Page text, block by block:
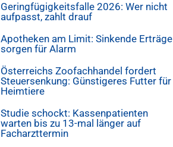
Geringfügigkeitsfalle 2026: Wer nicht
aufpasst, zahlt drauf
Apotheken am Limit: Sinkende Erträge
sorgen für Alarm
Österreichs Zoofachhandel fordert
Steuersenkung: Günstigeres Futter für
Heimtiere
Studie schockt: Kassenpatienten
warten bis zu 13-mal länger auf
Facharzttermin